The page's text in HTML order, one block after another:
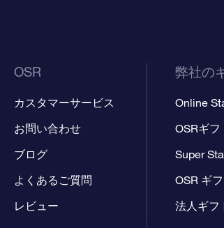
OSR
カスタマーサービス
お問い合わせ
ブログ
よくあるご質問
レビュー
弊社の
Online
OSRギフ
Super
OSR ギ
法人ギフ